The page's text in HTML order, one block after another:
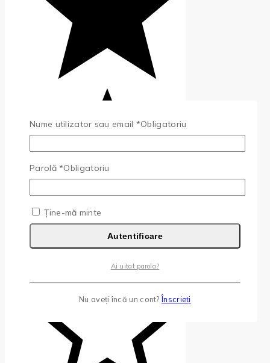
Nume utilizator sau email *Obligatoriu
Parolă*Obligatoriu
Ține-mă minte
Autentificare
Ai uitat parola?
Nu aveți încă un cont?Înscrieți